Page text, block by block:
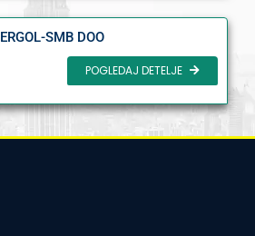
ERGOL-SMB DOO
POGLEDAJ DETELJE